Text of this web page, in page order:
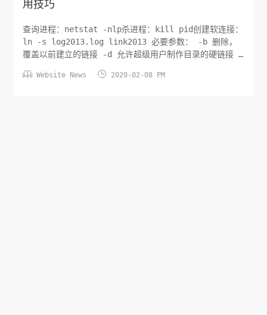
查询进程：netstat -nlp杀进程：kill pid创建软连接：
ln -s log2013.log link2013 必要参数： -b 删除，
覆盖以前建立的链接 -d 允许超级用户制作目录的硬链接 -
n 把符号链接视为一般目录 -s 软链接(符号链接) -v 显
 Website News  2020-02-08 PM